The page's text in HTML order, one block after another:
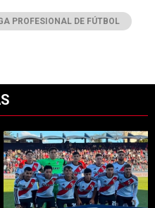
PROFESIONAL DE FÚTBOL
"Coudet tras la derrota ante
Un artículo de tendencia con el